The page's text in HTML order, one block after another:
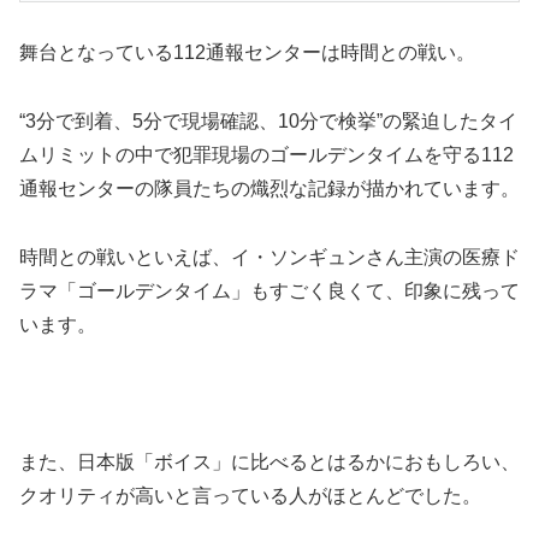
舞台となっている112通報センターは時間との戦い。
“3分で到着、5分で現場確認、10分で検挙”の緊迫したタイ
ムリミットの中で犯罪現場のゴールデンタイムを守る112
通報センターの隊員たちの熾烈な記録が描かれています。
時間との戦いといえば、イ・ソンギュンさん主演の医療ド
ラマ「ゴールデンタイム」もすごく良くて、印象に残って
います。
また、日本版「ボイス」に比べるとはるかにおもしろい、
クオリティが高いと言っている人がほとんどでした。